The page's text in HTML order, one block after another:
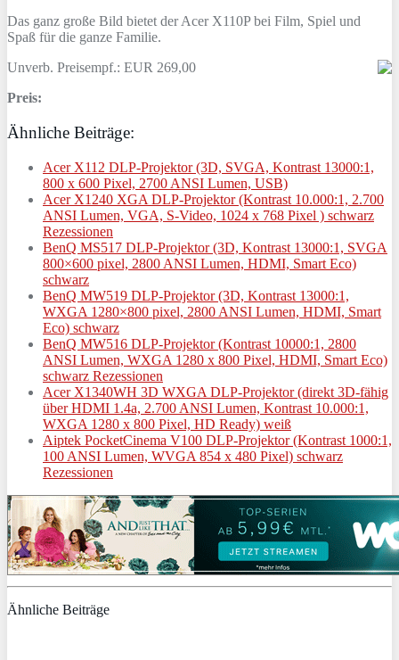
Das ganz große Bild bietet der Acer X110P bei Film, Spiel und
Spaß für die ganze Familie.
Unverb. Preisempf.: EUR 269,00
Preis:
Ähnliche Beiträge:
Acer X112 DLP-Projektor (3D, SVGA, Kontrast 13000:1,
800 x 600 Pixel, 2700 ANSI Lumen, USB)
Acer X1240 XGA DLP-Projektor (Kontrast 10.000:1, 2.700
ANSI Lumen, VGA, S-Video, 1024 x 768 Pixel ) schwarz
Rezessionen
BenQ MS517 DLP-Projektor (3D, Kontrast 13000:1, SVGA
800×600 pixel, 2800 ANSI Lumen, HDMI, Smart Eco)
schwarz
BenQ MW519 DLP-Projektor (3D, Kontrast 13000:1,
WXGA 1280×800 pixel, 2800 ANSI Lumen, HDMI, Smart
Eco) schwarz
BenQ MW516 DLP-Projektor (Kontrast 10000:1, 2800
ANSI Lumen, WXGA 1280 x 800 Pixel, HDMI, Smart Eco)
schwarz Rezessionen
Acer X1340WH 3D WXGA DLP-Projektor (direkt 3D-fähig
über HDMI 1.4a, 2.700 ANSI Lumen, Kontrast 10.000:1,
WXGA 1280 x 800 Pixel, HD Ready) weiß
Aiptek PocketCinema V100 DLP-Projektor (Kontrast 1000:1,
100 ANSI Lumen, WVGA 854 x 480 Pixel) schwarz
Rezessionen
Ähnliche Beiträge